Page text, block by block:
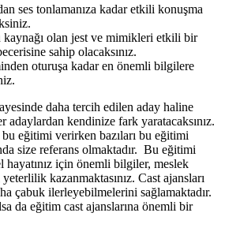
ses tonlamanıza kadar etkili konuşma
olan jest ve mimikleri etkili bir
sahip olacaksınız.
oturuşa kadar en önemli bilgilere
daha tercih edilen aday haline
adaylardan kendinize fark yaratacaksınız.
bu eğitimi verirken bazıları bu eğitimi
size referans olmaktadır. Bu eğitimi
hayatınız için önemli bilgiler, meslek
kazanmaktasınız. Cast ajansları
çabuk ilerleyebilmelerini sağlamaktadır.
da eğitim cast ajanslarına önemli bir